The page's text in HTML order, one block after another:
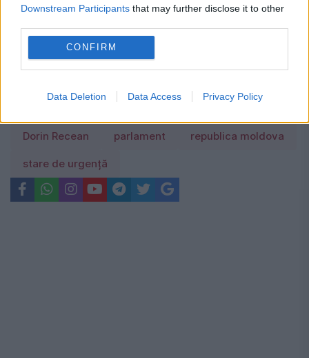
Downstream Participants that may further disclose it to other
CONFIRM
Data Deletion Data Access Privacy Policy
costă un litru de benzină și motorină la
început de săptămână. Cele mai mici
tarife din țară
Dorin Recean parlament republica moldova
stare de urgență